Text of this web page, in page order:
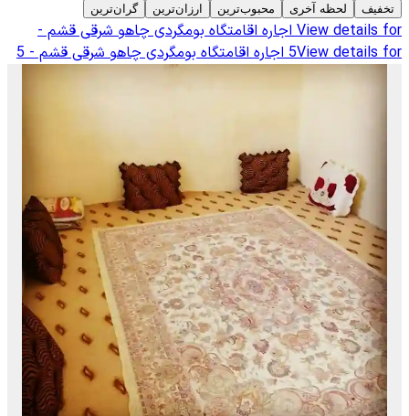
تخفیف لحظه آخری محبوب‌ترین ارزان‌ترین گران‌ترین
View details for اجاره اقامتگاه بومگردی چاهو شرقی قشم -
5View details for اجاره اقامتگاه بومگردی چاهو شرقی قشم - 5